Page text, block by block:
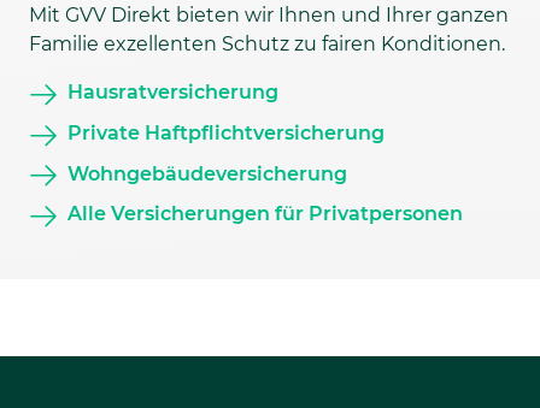
Mit GVV Direkt bieten wir Ihnen und Ihrer ganzen
Familie exzellenten Schutz zu fairen Konditionen.
Hausratversicherung
Private Haftpflichtversicherung
Wohngebäudeversicherung
Alle Versicherungen für Privatpersonen